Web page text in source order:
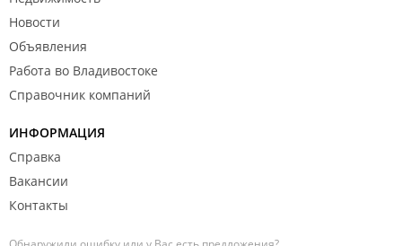
Новости
Объявления
Работа во Владивостоке
Справочник компаний
ИНФОРМАЦИЯ
Справка
Вакансии
Контакты